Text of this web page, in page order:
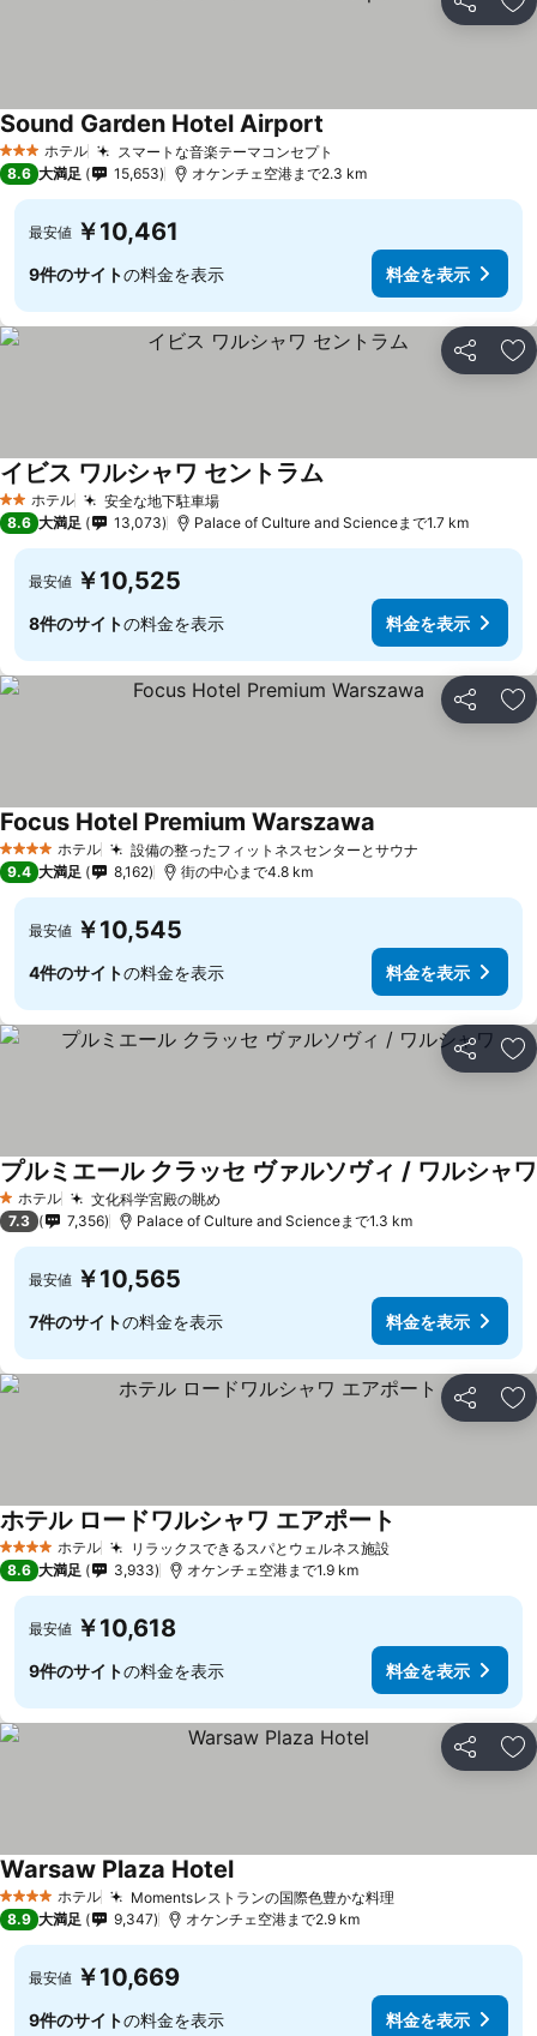
シェア お
3 ホテルのランク
ホテル スマートな音楽テーマコンセプト
Sound Garden Hotel Airport
8.6 大満足 15,653 オケンチェ空港まで2.3 km
最安値 ￥10,461
9件のサイトの料金を表示 料金を表示
シェア お
2 ホテルのランク
ホテル 安全な地下駐車場料金を表示
イビス ワルシャワ セントラム料金を表示
8.6 大満足 13,073 Palace of Culture and Scienceまで1.7 km
最安値 ￥10,525
8件のサイトの料金を表示 料金を表示
シェア お
4 ホテルのランク
ホテル 設備の整ったフィットネスセンターとサウナ
Focus Hotel Premium Warszawa
9.4 大満足 8,162 街の中心まで4.8 km
最安値 ￥10,545
4件のサイトの料金を表示 料金を表示
シェア お
1 ホテルのランク
ホテル 文化科学宮殿の眺め
プルミエール クラッセ ヴァルソヴィ / ワルシャワ
7.3 7,356 Palace of Culture and Scienceまで1.3 km
最安値 ￥10,565
7件のサイトの料金を表示 料金を表示
シェア お
4 ホテルのランク
ホテル リラックスできるスパとウェルネス施設料金を表示
ホテル ロードワルシャワ エアポート
8.6 大満足 3,933 オケンチェ空港まで1.9 km
最安値 ￥10,618
9件のサイトの料金を表示 料金を表示
シェア お
4 ホテルのランク
ホテル Momentsレストランの国際色豊かな料理料金を表示
Warsaw Plaza Hotel料金を表示
8.9 大満足 9,347 オケンチェ空港まで2.9 km
最安値 ￥10,669
9件のサイトの料金を表示 料金を表示